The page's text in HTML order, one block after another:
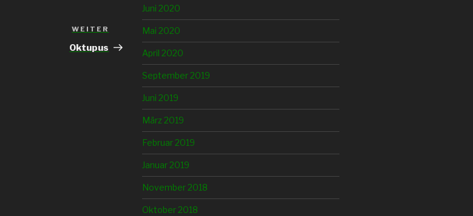
Nächster
Beitrag
WEITER
Oktupus
Juni 2020
Mai 2020
April 2020
September 2019
Juni 2019
März 2019
Februar 2019
Januar 2019
November 2018
Oktober 2018